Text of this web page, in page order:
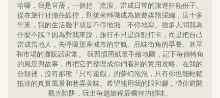
哈囉，我是宜蒨，一個把「流浪」當成日常的旅遊狂熱份子。
從在旅行社擔任線控，到後來轉職成為旅遊媒體採編，這十多
年來，我的生活幾乎就是不停地飛、不停地寫。很多人問我為
什麼不膩？因為對我來說，旅行不只是踩點打卡，而是把自己
當成當地人，去呼吸那座城市的空氣、品味街角的早餐、甚至
和市場的攤販話家常。 我習慣用紙筆手繪地圖，記下每個轉角
的風景與故事，再把它們整理成你們看到的實用攻略。在我的
分類裡，沒有那種「只可遠觀」的夢幻泡泡，只有你也能輕鬆
抵達的真實風景和巷弄美味。希望能用我的眼和腳，帶你避開
觀光陷阱，玩出每趟旅程最獨特的韻味。